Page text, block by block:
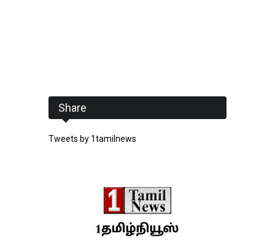
Share
Tweets by 1tamilnews